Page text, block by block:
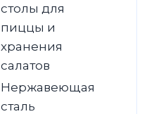
столы для
пиццы и
хранения
салатов
Нержавеющая
сталь